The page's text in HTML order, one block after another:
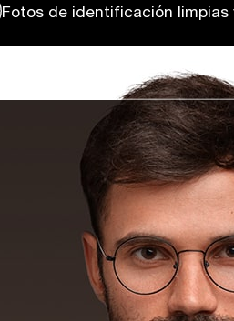
Fotos de identificación limpias